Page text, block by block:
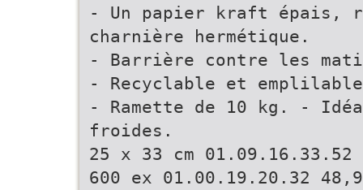
- Un papier kraft épais,
charnière hermétique.
- Barrière contre les
- Recyclable et
- Ramette de 10 kg. -
froides.
25 x 33 cm
600 ex 01.00.19.20.32